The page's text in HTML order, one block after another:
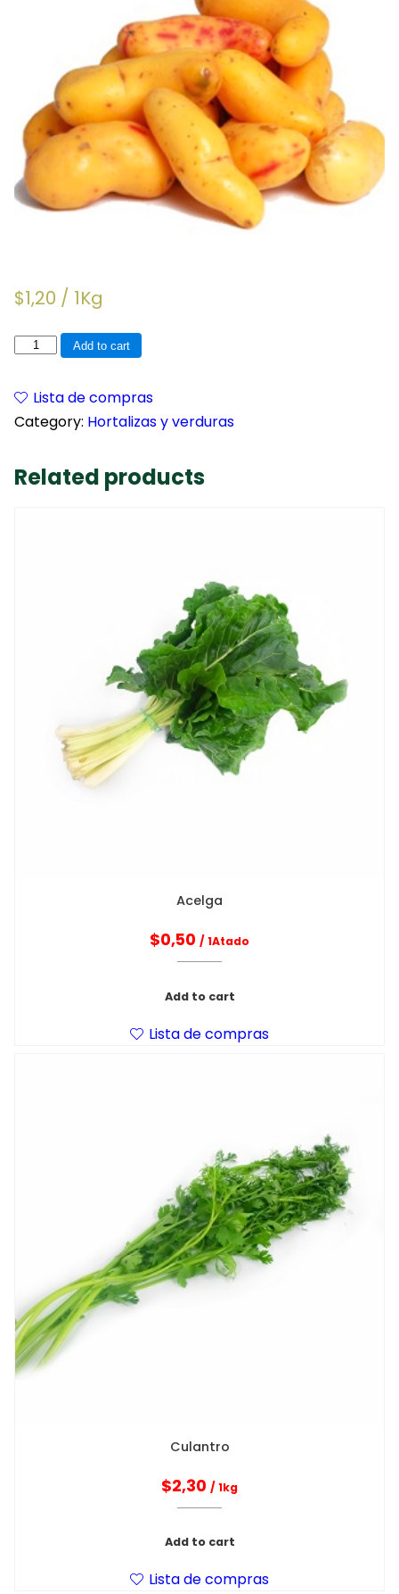
$1,20 / 1Kg
Melloco
Add to cart
Lista de compras
Category: Hortalizas y verduras
Related products
Acelga
$0,50 / 1Atado
Add to cart
Lista de compras
Culantro
$2,30 / 1kg
Add to cart
Lista de compras